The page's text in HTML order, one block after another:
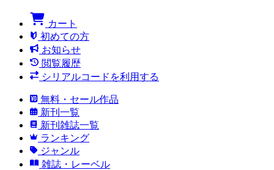
カート
初めての方
お知らせ
閲覧履歴
シリアルコードを利用する
無料・セール作品
新刊一覧
新刊雑誌一覧
ランキング
ジャンル
雑誌・レーベル